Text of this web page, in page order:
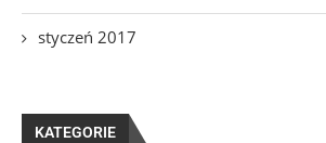
styczeń 2017
KATEGORIE